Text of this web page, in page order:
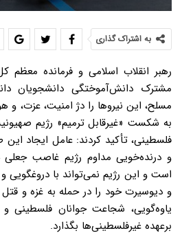
به اشتراک گذاری
رهبر انقلاب اسلامی و فرمانده معظم
مشترک دانش‌آموختگی دانشجویان
مسلح، این نیروها را دژ امنیت، عزت، و
به شکست «غیرقابل ترمیم» رژیم
فلسطینی، تأکید کردند: عامل ایجاد این
و درنده‌خویی مداوم رژیم غاصب
است و این رژیم نمی‌تواند با دروغگویی
و دیوسیرت خود را در حمله به غزه و
یاوه‌گویی، شجاعت جوانان فلسطینی و
برعهده غیرفلسطینی‌ها بگذارد.